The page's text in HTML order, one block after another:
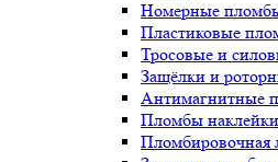
Номерные
Пластиковые
Тросовые и
Защёлки и
Антимагнитные
Пломбы наклейки
Пломбировочная